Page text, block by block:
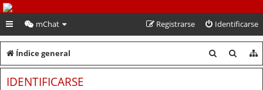
PeruVoley.com
mChat Identificarse
Registrarse
Índice general
u
u
IDENTIFICARSE